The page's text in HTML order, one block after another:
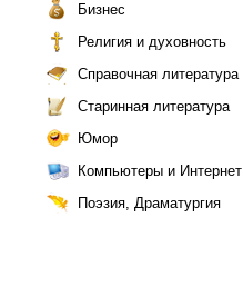
Бизнес
Религия и духовность
Справочная литература
Старинная литература
Юмор
Компьютеры и Интернет
Поэзия, Драматургия